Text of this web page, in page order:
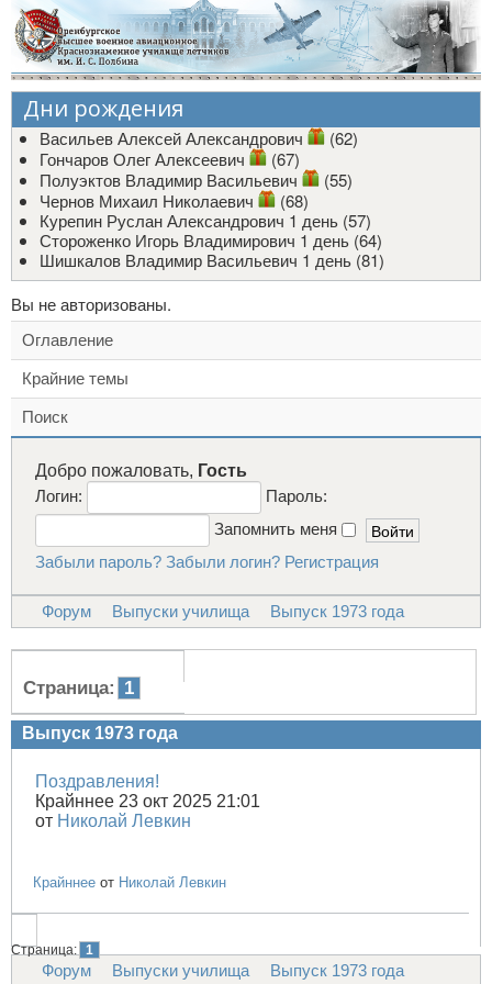
Дни рождения
Васильев Алексей Александрович
(62)
Гончаров Олег Алексеевич
(67)
Полуэктов Владимир Васильевич
(55)
Чернов Михаил Николаевич
(68)
Курепин Руслан Александрович 1 день (57)
Стороженко Игорь Владимирович 1 день (64)
Шишкалов Владимир Васильевич 1 день (81)
Вы не авторизованы.
Оглавление
Крайние темы
Поиск
Добро пожаловать, Гость
Логин:
Пароль:
Запомнить меня
Забыли пароль? Забыли логин? Регистрация
Форум Выпуски училища Выпуск 1973 года
Страница: 1
Выпуск 1973 года
Поздравления!
Крайннее 23 окт 2025 21:01
от Николай Левкин
Крайннее от Николай Левкин
Страница: 1
Форум Выпуски училища Выпуск 1973 года